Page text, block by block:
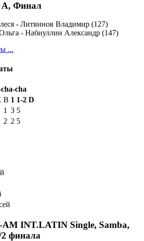
A, Финал
- Литвинов Владимир (127)
- Набиуллин Александр (147)
...
cha
B 1 1-2 D
1 3 5
2 2 5
AM INT.LATIN Single, Samba,
2 финала